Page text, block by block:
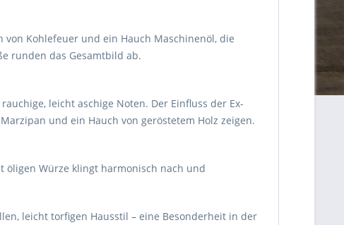
Kohlefeuer und ein Hauch Maschinenöl, die
runden das Gesamtbild ab.
leicht aschige Noten. Der Einfluss der Ex-
und ein Hauch von geröstetem Holz zeigen.
öligen Würze klingt harmonisch nach und
leicht torfigen Hausstil – eine Besonderheit in der